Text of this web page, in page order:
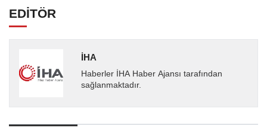
EDİTÖR
İHA
Haberler İHA Haber Ajansı tarafından
sağlanmaktadır.